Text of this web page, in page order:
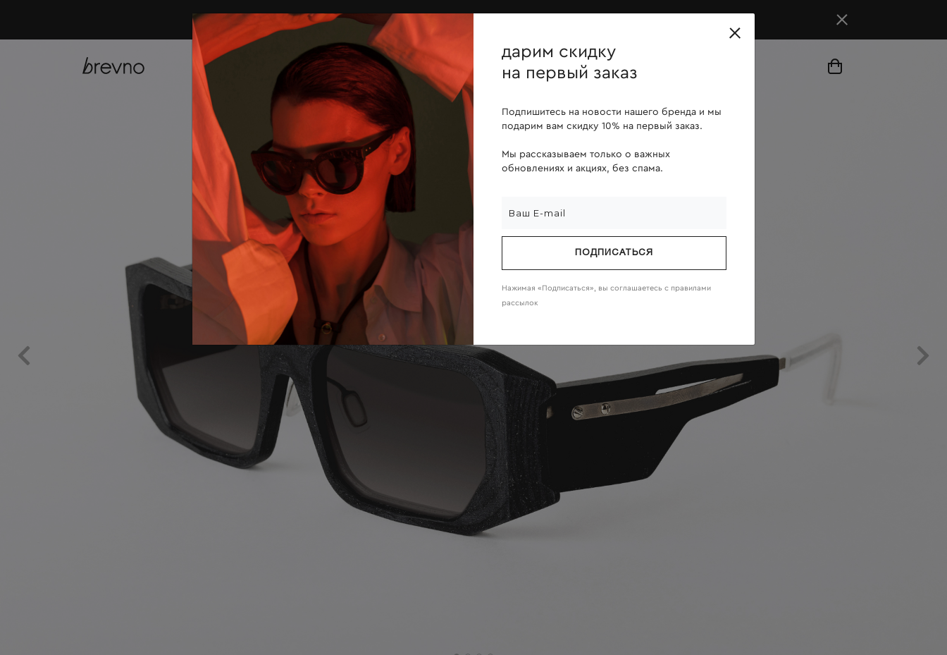
ОПЛАТА ПОСЛЕ ПРИМЕРКИ
купить онлайн линзы о компании
дарим скидку
на первый заказ
Подпишитесь на новости нашего бренда и мы
подарим вам скидку 10% на первый заказ.
Мы рассказываем только о важных
обновлениях и акциях, без спама.
ПОДПИСАТЬСЯ
Нажимая «Подписаться», вы соглашаетесь c правилами
рассылок